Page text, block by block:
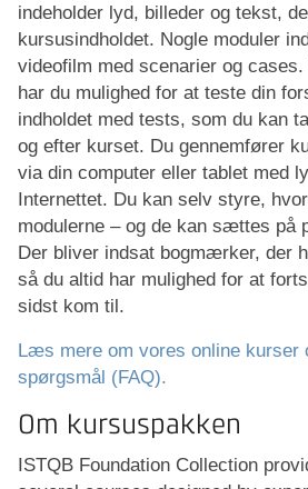
indeholder lyd, billeder og tekst,
kursusindholdet. Nogle moduler
videofilm med scenarier og
har du mulighed for at teste din
indholdet med tests, som du kan
og efter kurset. Du gennemfører
via din computer eller tablet med
Internettet. Du kan selv styre,
modulerne – og de kan sættes på
Der bliver indsat bogmærker, der
så du altid har mulighed for at
sidst kom til.
Læs mere om vores online kurser
spørgsmål (FAQ).
Om kursuspakken
ISTQB Foundation Collection